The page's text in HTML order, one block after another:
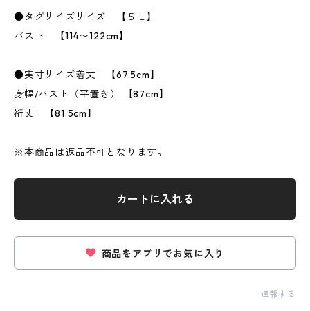
●タグサイズサイズ 【５Ｌ】
バスト 【114〜122cm】
●実寸サイズ着丈 【67.5cm】
身幅/バスト（平置き） 【87cm】
裄丈 【81.5cm】
※本商品は返品不可となります。
カートに入れる
商品をアプリでお気に入り
通報する